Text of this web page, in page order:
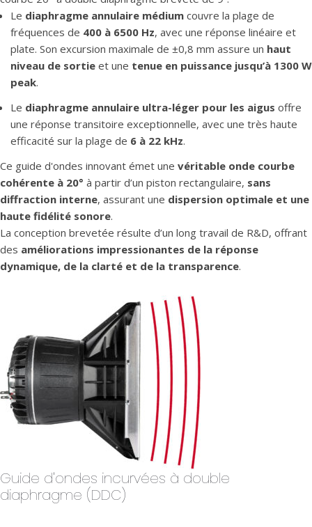
Le diaphragme annulaire médium couvre la plage de
fréquences de 400 à 6500 Hz, avec une réponse linéaire et
plate. Son excursion maximale de ±0,8 mm assure un haut
niveau de sortie et une tenue en puissance jusqu’à 1300 W
peak.
Le diaphragme annulaire ultra-léger pour les aigus offre
une réponse transitoire exceptionnelle, avec une très haute
efficacité sur la plage de 6 à 22 kHz.
Ce guide d'ondes innovant émet une véritable onde courbe
cohérente à 20° à partir d’un piston rectangulaire, sans
diffraction interne, assurant une dispersion optimale et une
haute fidélité sonore.
La conception brevetée résulte d’un long travail de R&D, offrant
des améliorations impressionantes de la réponse
dynamique, de la clarté et de la transparence.
Guide d'ondes incurvées à double
diaphragme (DDC)